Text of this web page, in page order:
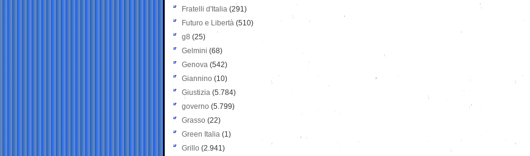
Fratelli d'Italia (291)
Futuro e Libertà (510)
g8 (25)
Gelmini (68)
Genova (542)
Giannino (10)
Giustizia (5.784)
governo (5.799)
Grasso (22)
Green Italia (1)
Grillo (2.941)